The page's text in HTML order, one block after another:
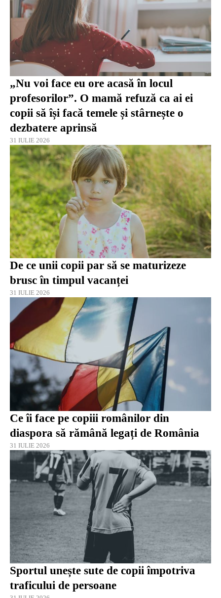
„Nu voi face eu ore acasă în locul
profesorilor”. O mamă refuză ca ai ei
copii să își facă temele și stârnește o
dezbatere aprinsă
31 IULIE 2026
De ce unii copii par să se maturizeze
brusc în timpul vacanței
31 IULIE 2026
Ce îi face pe copiii românilor din
diaspora să rămână legați de România
31 IULIE 2026
Sportul unește sute de copii împotriva
traficului de persoane